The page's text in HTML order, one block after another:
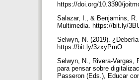
https://doi.org/10.3390/
Salazar, I., & Benjamins,
Multimedia. https://bit.ly/
Selwyn, N. (2019).
https://bit.ly/3zxyPmO
Selwyn, N., Rivera-Vargas,
para pensar sobre
Passeron (Eds.), Educar